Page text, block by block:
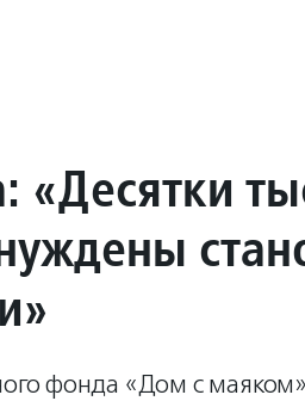
фонда «Дом с